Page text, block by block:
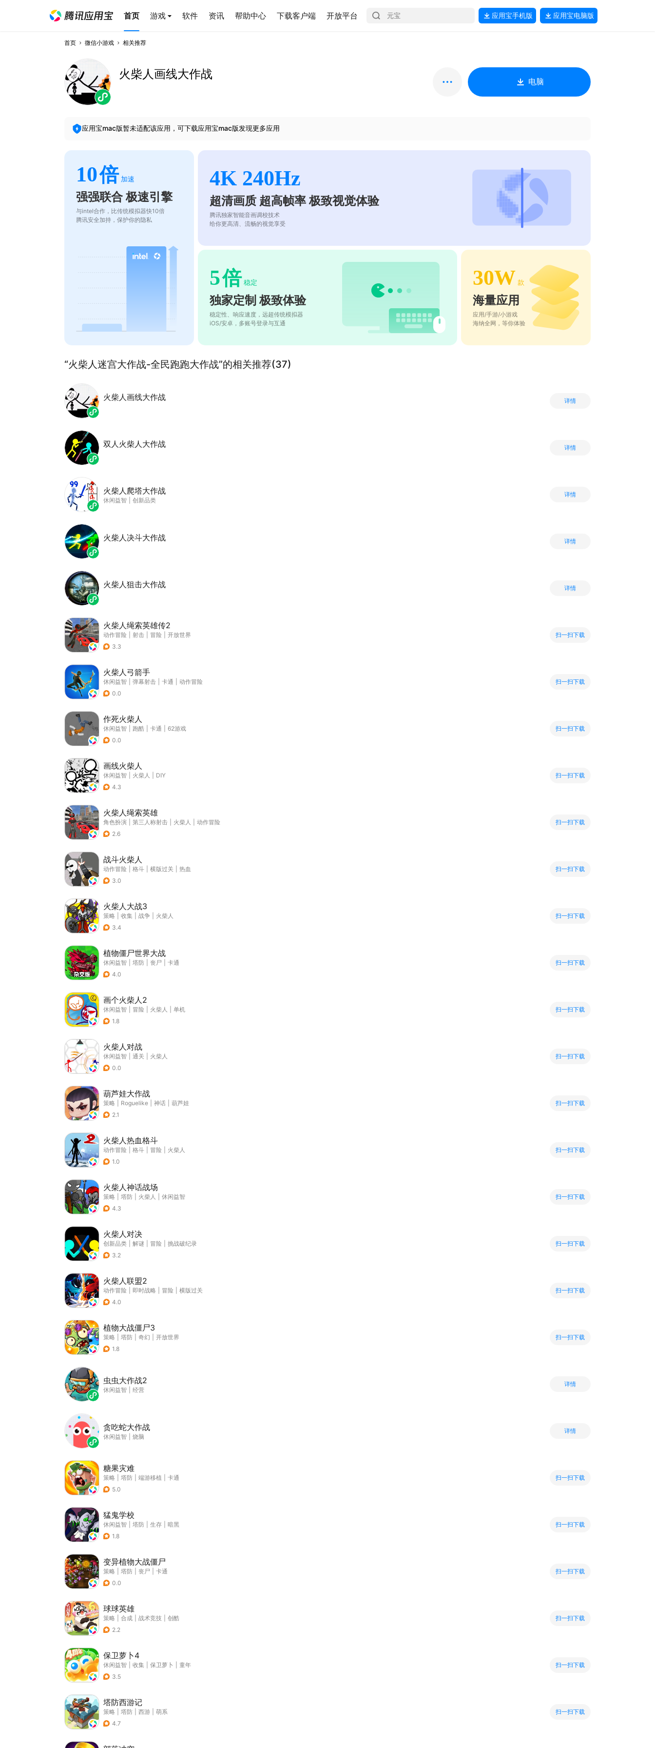
首页 游戏 软件 资讯 帮助中心 下载客户端 开放平台 应用宝手机版 应用宝电脑版
首页 微信小游戏 相关推荐
火柴人画线大作战
电脑
应用宝mac版暂未适配该应用，可下载应用宝mac版发现更多应用
10倍 加速
强强联合 极速引擎
与intel合作，比传统模拟器快10倍
腾讯安全加持，保护你的隐私
4K 240Hz
超清画质 超高帧率 极致视觉体验
腾讯独家智能音画调校技术
给你更高清、流畅的视觉享受
5倍 稳定
独家定制 极致体验
稳定性、响应速度，远超传统模拟器
iOS/安卓，多账号登录与互通
30W 款
海量应用
应用/手游/小游戏
海纳全网，等你体验
“火柴人迷宫大作战-全民跑跑大作战”的相关推荐(37)
火柴人画线大作战 详情
双人火柴人大作战 详情
火柴人爬塔大作战
休闲益智 创新品类
详情
火柴人决斗大作战 详情
火柴人狙击大作战 详情
火柴人绳索英雄传2
动作冒险 射击 冒险
开放世界
3.3
扫一扫下载
火柴人弓箭手
休闲益智 弹幕射击 卡通
动作冒险
0.0
扫一扫下载
作死火柴人
休闲益智 跑酷 卡通
62游戏
0.0
扫一扫下载
画线火柴人
休闲益智 火柴人
DIY
4.3
扫一扫下载
火柴人绳索英雄
角色扮演 第三人称射击 火柴人
动作冒险
2.6
扫一扫下载
战斗火柴人
动作冒险 格斗 横版过关
热血
3.0
扫一扫下载
火柴人大战3
策略 收集 战争
火柴人
3.4
扫一扫下载
植物僵尸世界大战
休闲益智 塔防 丧尸
卡通
4.0
扫一扫下载
画个火柴人2
休闲益智 冒险 火柴人
单机
1.8
扫一扫下载
火柴人对战
休闲益智 通关
火柴人
0.0
扫一扫下载
葫芦娃大作战
策略 Roguelike 神话
葫芦娃
2.1
扫一扫下载
火柴人热血格斗
动作冒险 格斗 冒险
火柴人
1.0
扫一扫下载
火柴人神话战场
策略 塔防 火柴人
休闲益智
4.3
扫一扫下载
火柴人对决
创新品类 解谜 冒险
挑战破纪录
3.2
扫一扫下载
火柴人联盟2
动作冒险 即时战略 冒险
横版过关
4.0
扫一扫下载
植物大战僵尸3
策略 塔防 奇幻
开放世界
1.8
扫一扫下载
虫虫大作战2
休闲益智 经营
详情
贪吃蛇大作战
休闲益智 烧脑
详情
糖果灾难
策略 塔防 端游移植
卡通
5.0
扫一扫下载
猛鬼学校
休闲益智 塔防 生存
暗黑
1.8
扫一扫下载
变异植物大战僵尸
策略 塔防 丧尸
卡通
0.0
扫一扫下载
球球英雄
策略 合成 战术竞技
创酷
2.2
扫一扫下载
保卫萝卜4
休闲益智 收集 保卫萝卜
童年
3.5
扫一扫下载
塔防西游记
策略 塔防 西游
萌系
4.7
扫一扫下载